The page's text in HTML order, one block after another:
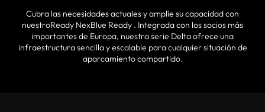
Cubra las necesidades actuales y amplíe su capacidad con
nuestroReady NexBlue Ready . Integrada con los socios más
importantes de Europa, nuestra serie Delta ofrece una
infraestructura sencilla y escalable para cualquier situación de
aparcamiento compartido.